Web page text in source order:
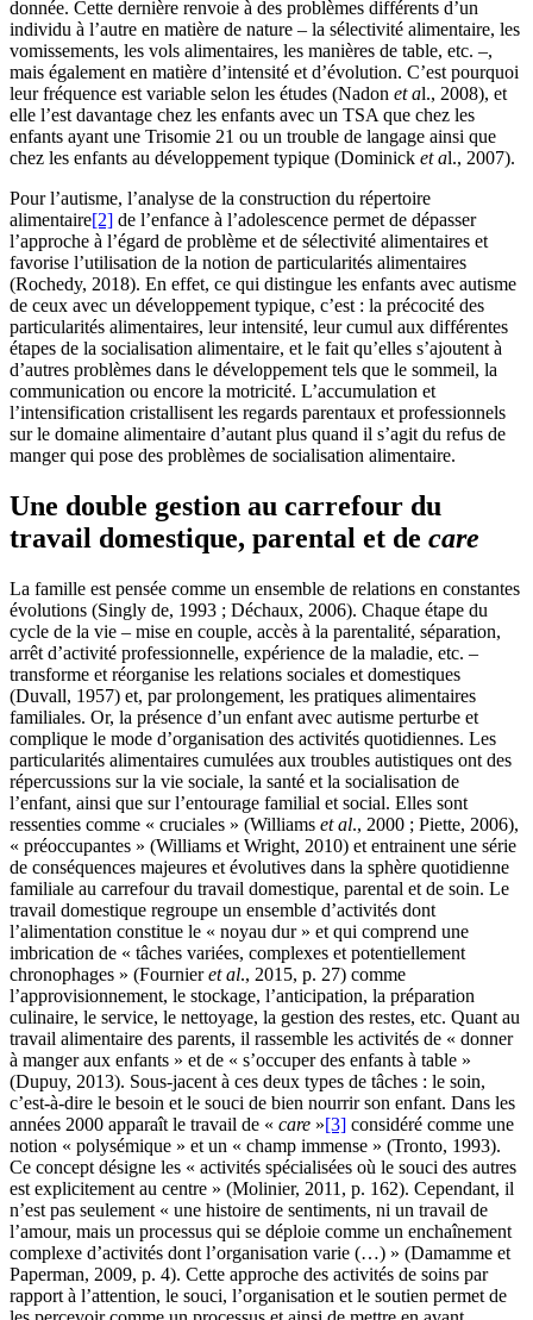
donnée. Cette dernière renvoie à des problèmes différents d’un
individu à l’autre en matière de nature – la sélectivité alimentaire, les
vomissements, les vols alimentaires, les manières de table, etc. –,
mais également en matière d’intensité et d’évolution. C’est pourquoi
leur fréquence est variable selon les études (Nadon et al., 2008), et
elle l’est davantage chez les enfants avec un TSA que chez les
enfants ayant une Trisomie 21 ou un trouble de langage ainsi que
chez les enfants au développement typique (Dominick et al., 2007).
Pour l’autisme, l’analyse de la construction du répertoire
alimentaire[2] de l’enfance à l’adolescence permet de dépasser
l’approche à l’égard de problème et de sélectivité alimentaires et
favorise l’utilisation de la notion de particularités alimentaires
(Rochedy, 2018). En effet, ce qui distingue les enfants avec autisme
de ceux avec un développement typique, c’est : la précocité des
particularités alimentaires, leur intensité, leur cumul aux différentes
étapes de la socialisation alimentaire, et le fait qu’elles s’ajoutent à
d’autres problèmes dans le développement tels que le sommeil, la
communication ou encore la motricité. L’accumulation et
l’intensification cristallisent les regards parentaux et professionnels
sur le domaine alimentaire d’autant plus quand il s’agit du refus de
manger qui pose des problèmes de socialisation alimentaire.
Une double gestion au carrefour du
travail domestique, parental et de care
La famille est pensée comme un ensemble de relations en constantes
évolutions (Singly de, 1993 ; Déchaux, 2006). Chaque étape du
cycle de la vie – mise en couple, accès à la parentalité, séparation,
arrêt d’activité professionnelle, expérience de la maladie, etc. –
transforme et réorganise les relations sociales et domestiques
(Duvall, 1957) et, par prolongement, les pratiques alimentaires
familiales. Or, la présence d’un enfant avec autisme perturbe et
complique le mode d’organisation des activités quotidiennes. Les
particularités alimentaires cumulées aux troubles autistiques ont des
répercussions sur la vie sociale, la santé et la socialisation de
l’enfant, ainsi que sur l’entourage familial et social. Elles sont
ressenties comme « cruciales » (Williams et al., 2000 ; Piette, 2006),
« préoccupantes » (Williams et Wright, 2010) et entrainent une série
de conséquences majeures et évolutives dans la sphère quotidienne
familiale au carrefour du travail domestique, parental et de soin. Le
travail domestique regroupe un ensemble d’activités dont
l’alimentation constitue le « noyau dur » et qui comprend une
imbrication de « tâches variées, complexes et potentiellement
chronophages » (Fournieret al., 2015, p. 27) comme
l’approvisionnement, le stockage, l’anticipation, la préparation
culinaire, le service, le nettoyage, la gestion des restes, etc. Quant au
travail alimentaire des parents, il rassemble les activités de « donner
à manger aux enfants » et de « s’occuper des enfants à table »
(Dupuy, 2013). Sous-jacent à ces deux types de tâches : le ‬‬soin,
c’est-à-dire le besoin et le souci de bien nourrir son enfant‬‬. Dans les
années 2000 apparaît le travail de « care »[3] considéré comme une
notion « polysémique » et un « champ immense » (Tronto, 1993).
Ce concept désigne les « activités spécialisées où le souci des autres
est explicitement au centre » (Molinier, 2011, p. 162). Cependant, il
n’est pas seulement « une histoire de sentiments, ni un travail de
l’amour, mais un processus qui se déploie comme un enchaînement
complexe d’activités dont l’organisation varie (…) » (Damamme et
Paperman, 2009, p. 4). Cette approche des activités de soins par
rapport à l’attention, le souci, l’organisation et le soutien permet de